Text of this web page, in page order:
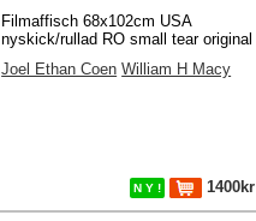
Filmaffisch 68x102cm USA
nyskick/rullad RO small tear original
Joel Ethan Coen William H Macy
N Y ! 1400kr